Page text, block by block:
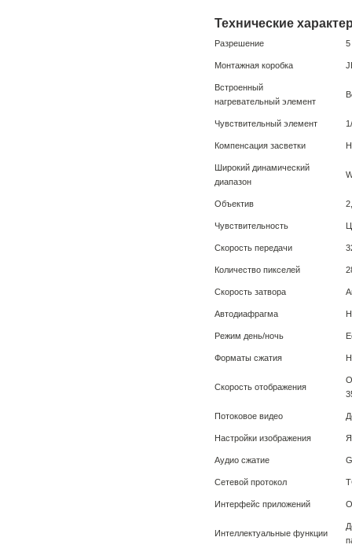
Технические
Разрешение
Монтажная коробка
Встроенный
нагревательный элемент
Чувствительный элемент
Компенсация засветки
Широкий динамический
диапазон
Объектив
Чувствительность
Скорость передачи
Количество пикселей
Скорость затвора
Автодиафрагма
Режим день/ночь
Форматы сжатия
Скорость отображения
Потоковое видео
Настройки изображения
Аудио сжатие
Сетевой протокол
Интерфейс приложений
Интеллектуальные функции